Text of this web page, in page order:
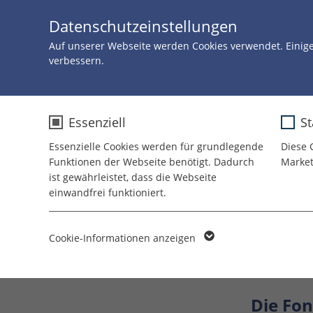
15.AUGUST
Die
Datenschutzeinstellungen
Auf unserer Webseite werden Cookies verwendet.
verbessern.
Essenziell
Essenzielle Cookies werden für grundlegende
Funktionen der Webseite benötigt. Dadurch
ist gewährleistet, dass die Webseite
einwandfrei funktioniert.
Diese
Cookie-Informationen anzeigen